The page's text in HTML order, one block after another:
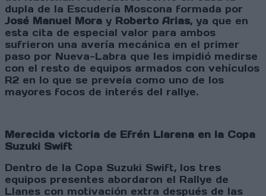
dupla de la Escudería Moscona formada por
José Manuel Mora y Roberto Arias, ya que en
esta cita de especial valor para ambos
sufrieron una avería mecánica en el primer
paso por Nueva-Labra que les impidió medirse
con el resto de equipos armados con vehículos
R2 en lo que se preveía como uno de los
mayores focos de interés del rallye.
Merecida victoria de Efrén Llarena en la Copa
Suzuki Swift
Dentro de la Copa Suzuki Swift, los tres
equipos presentes abordaron el Rallye de
Llanes con motivación extra después de las